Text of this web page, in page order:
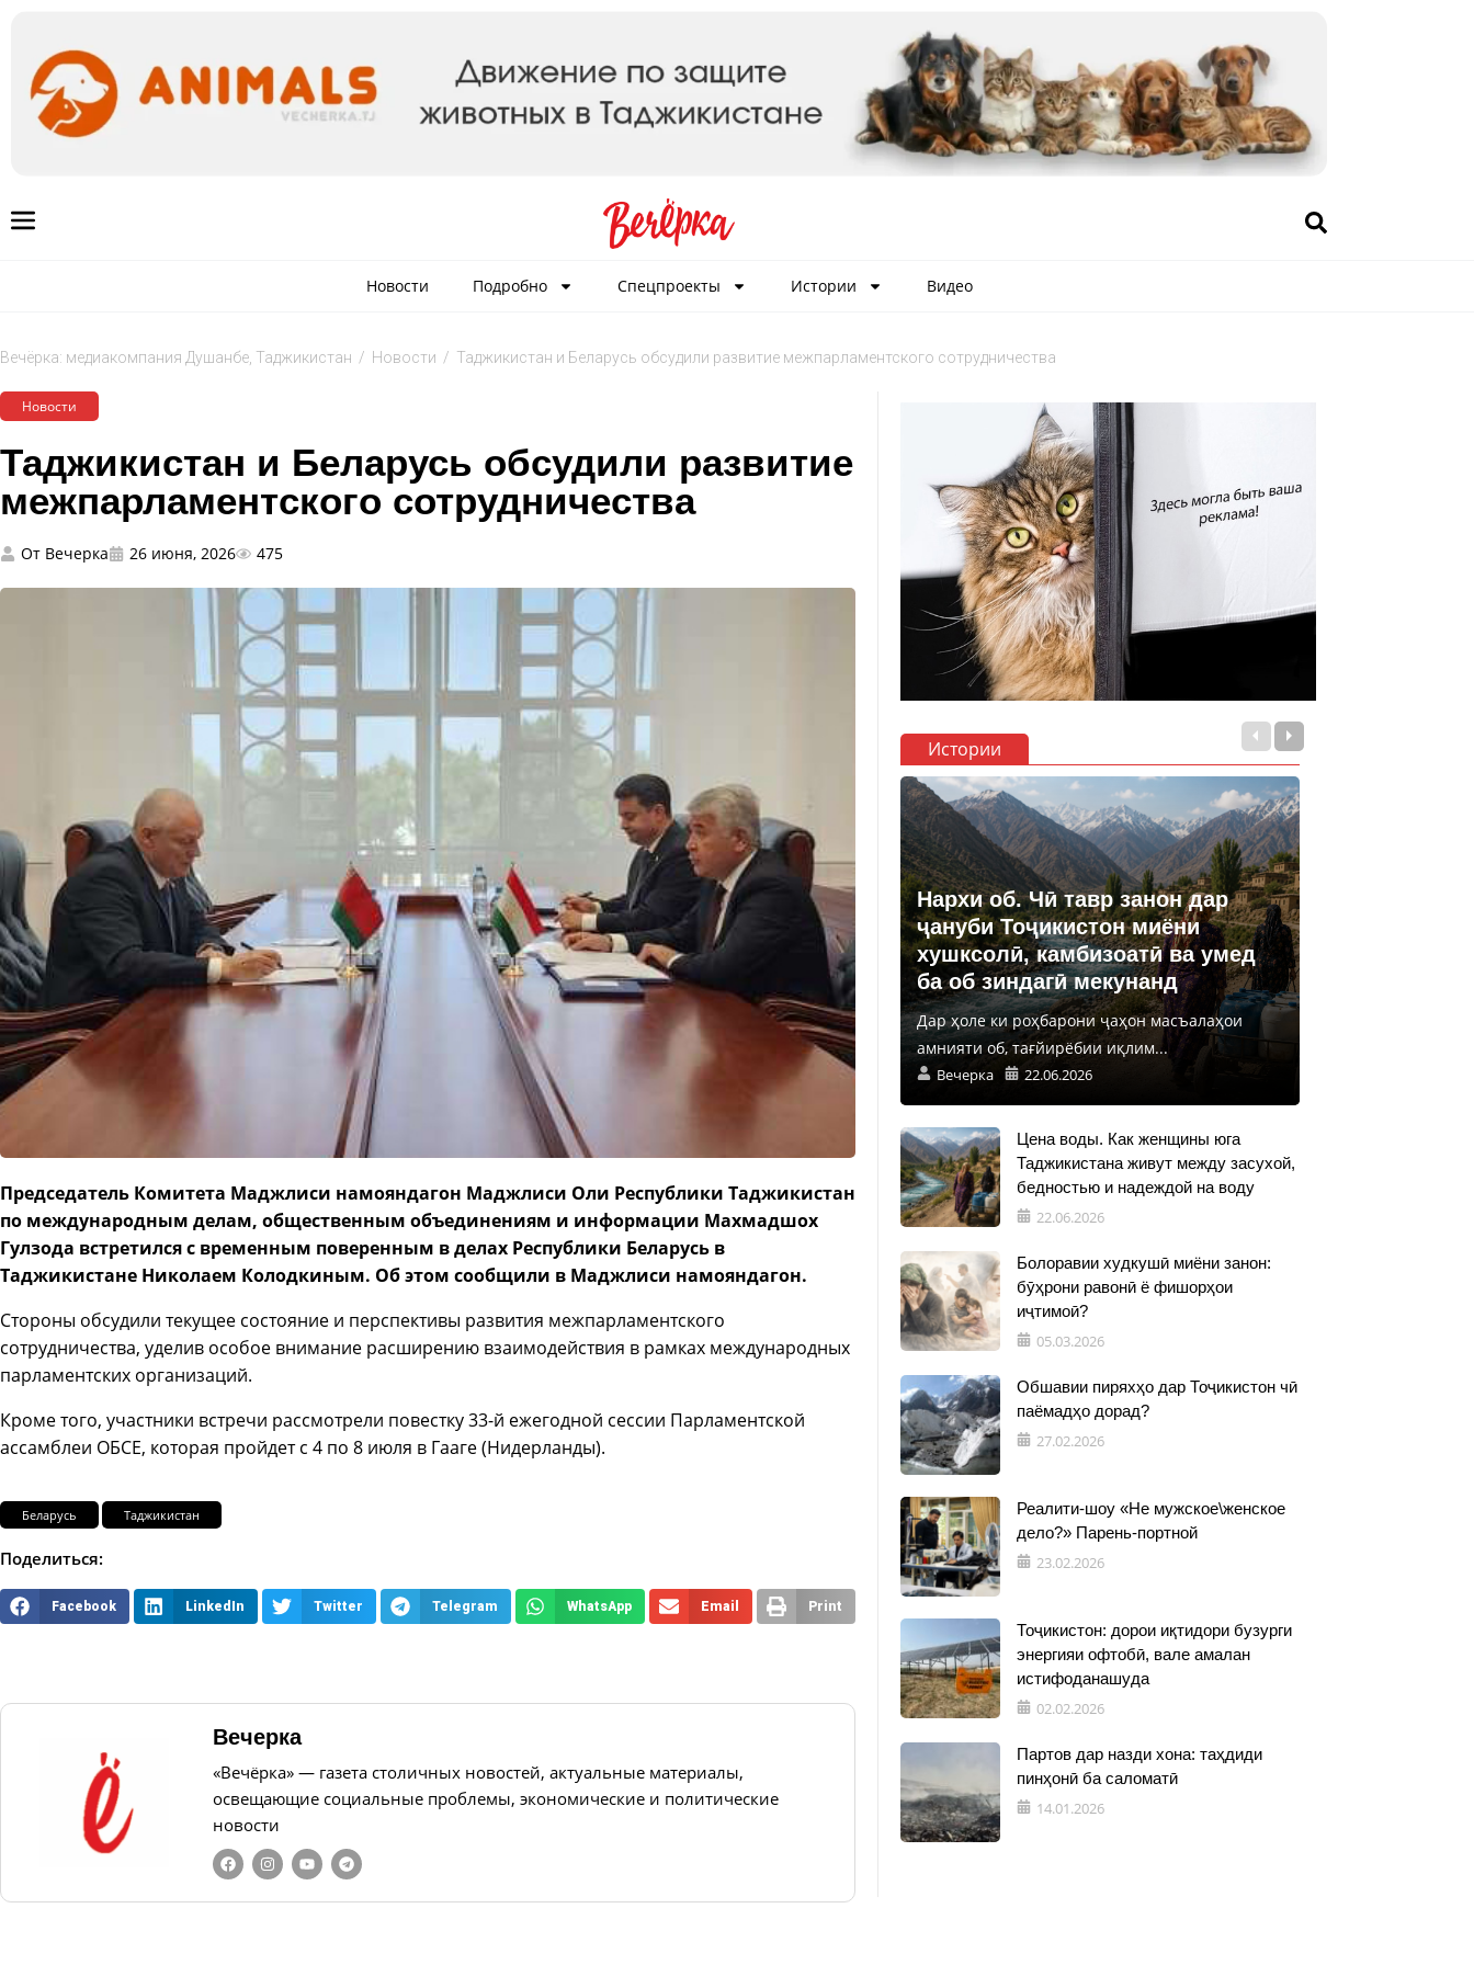
Новости Подробно Спецпроекты Истории Видео
Вечёрка: медиакомпания Душанбе, Таджикистан / Новости / Таджикистан и Беларусь обсудили развитие межпарламентского сотрудничества
Новости
Таджикистан и Беларусь обсудили развитие
межпарламентского сотрудничества
От Вечерка 26 июня, 2026 475
Председатель Комитета Маджлиси намояндагон Маджлиси Оли Республики Таджикистан
по международным делам, общественным объединениям и информации Махмадшох
Гулзода встретился с временным поверенным в делах Республики Беларусь в
Таджикистане Николаем Колодкиным. Об этом сообщили в Маджлиси намояндагон.
Стороны обсудили текущее состояние и перспективы развития межпарламентского
сотрудничества, уделив особое внимание расширению взаимодействия в рамках международных
парламентских организаций.
Кроме того, участники встречи рассмотрели повестку 33-й ежегодной сессии Парламентской
ассамблеи ОБСЕ, которая пройдет с 4 по 8 июля в Гааге (Нидерланды).
Беларусь Таджикистан
Поделиться:
Facebook LinkedIn Twitter Telegram WhatsApp Email Print
Вечерка
«Вечёрка» — газета столичных новостей, актуальные материалы,
освещающие социальные проблемы, экономические и политические
новости
Истории
Нархи об. Чӣ тавр занон дар
ҷануби Тоҷикистон миёни
хушксолӣ, камбизоатӣ ва умед
ба об зиндагӣ мекунанд
Дар ҳоле ки роҳбарони ҷаҳон масъалаҳои
амнияти об, тағйирёбии иқлим...
Вечерка 22.06.2026
Цена воды. Как женщины юга
Таджикистана живут между засухой,
бедностью и надеждой на воду
22.06.2026
Болоравии худкушӣ миёни занон:
бӯҳрони равонӣ ё фишорҳои
иҷтимоӣ?
05.03.2026
Обшавии пиряхҳо дар Тоҷикистон чӣ
паёмадҳо дорад?
27.02.2026
Реалити-шоу «Не мужское\женское
дело?» Парень-портной
23.02.2026
Тоҷикистон: дорои иқтидори бузурги
энергияи офтобӣ, вале амалан
истифоданашуда
02.02.2026
Партов дар назди хона: таҳдиди
пинҳонӣ ба саломатӣ
14.01.2026